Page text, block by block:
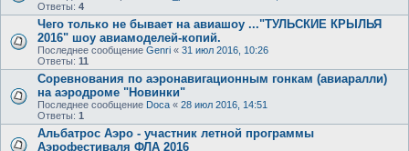
Ответы: 4
Чего только не бывает на авиашоу ..."ТУЛЬСКИЕ КРЫЛЬЯ
2016" шоу авиамоделей-копий.
Последнее сообщение Genri « 31 июл 2016, 10:26
Ответы: 11
Соревнования по аэронавигационным гонкам (авиаралли)
на аэродроме "Новинки"
Последнее сообщение Doca « 28 июл 2016, 14:51
Ответы: 1
Альбатрос Аэро - участник летной программы
Аэрофестиваля ФЛА 2016